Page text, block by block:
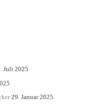
Juli 2025
29. Januar 2025